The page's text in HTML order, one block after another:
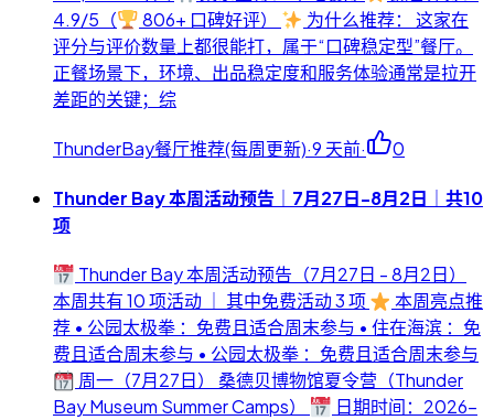
4.9/5（
806+ 口碑好评）
为什么推荐： 这家在
评分与评价数量上都很能打，属于“口碑稳定型”餐厅。
正餐场景下，环境、出品稳定度和服务体验通常是拉开
差距的关键；综
ThunderBay餐厅推荐(每周更新)·9 天前· 0
Thunder Bay 本周活动预告｜7月27日-8月2日｜共10
项
Thunder Bay 本周活动预告（7月27日 - 8月2日）
本周共有 10 项活动 ｜ 其中免费活动 3 项
本周亮点推
荐 • 公园太极拳 ：免费且适合周末参与 • 住在海滨 ：免
费且适合周末参与 • 公园太极拳 ：免费且适合周末参与
周一（7月27日） 桑德贝博物馆夏令营（Thunder
Bay Museum Summer Camps）
日期时间：2026-